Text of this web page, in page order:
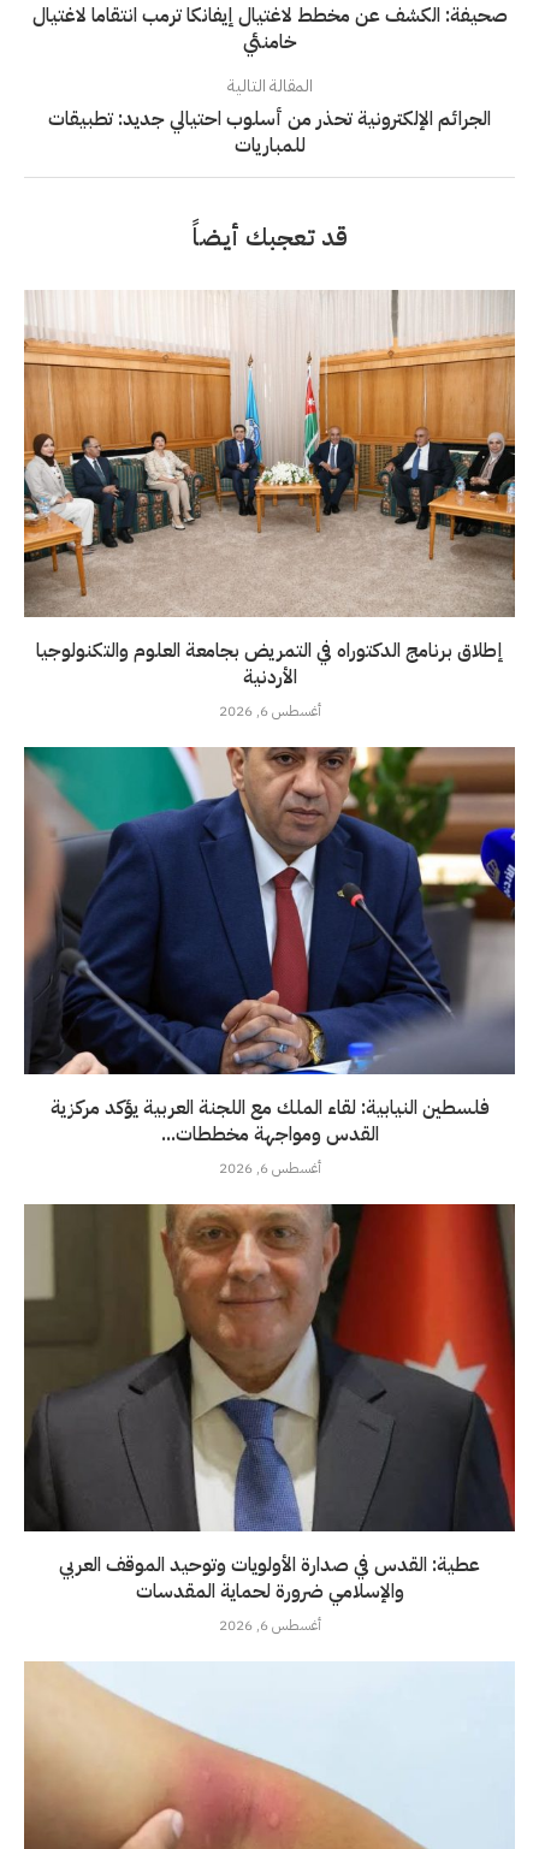
صحيفة: الكشف عن مخطط لاغتيال إيفانكا ترمب انتقاما لاغتيال
خامنئي
المقالة التالية
الجرائم الإلكترونية تحذر من أسلوب احتيالي جديد: تطبيقات
للمباريات
قد تعجبك أيضاً
إطلاق برنامج الدكتوراه في التمريض بجامعة العلوم والتكنولوجيا
الأردنية
أغسطس 6, 2026
فلسطين النيابية: لقاء الملك مع اللجنة العربية يؤكد مركزية
القدس ومواجهة مخططات...
أغسطس 6, 2026
عطية: القدس في صدارة الأولويات وتوحيد الموقف العربي
والإسلامي ضرورة لحماية المقدسات
أغسطس 6, 2026